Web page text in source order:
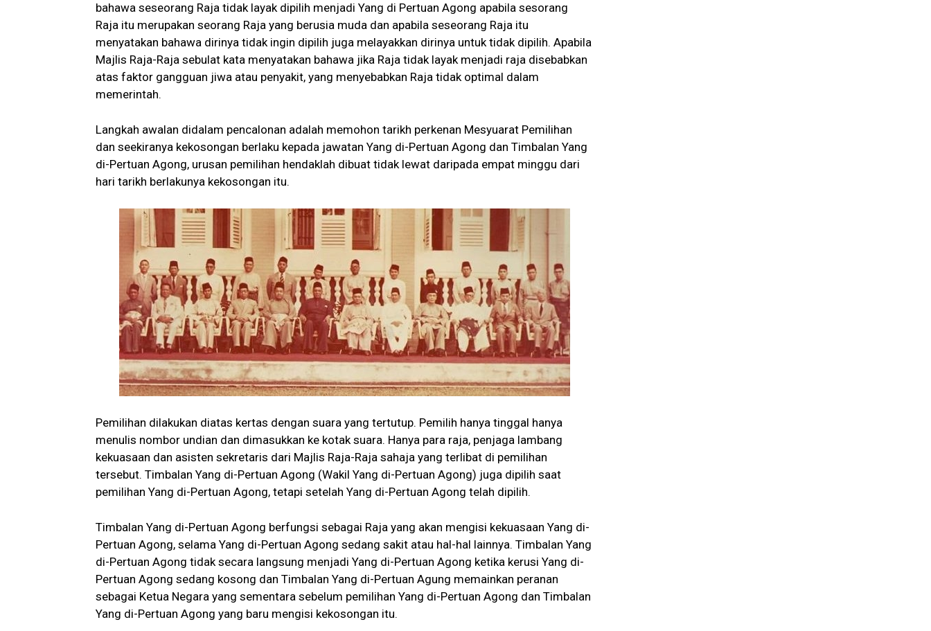
bahawa seseorang Raja tidak layak dipilih menjadi Yang di Pertuan Agong apabila sesorang
Raja itu merupakan seorang Raja yang berusia muda dan apabila seseorang Raja itu
menyatakan bahawa dirinya tidak ingin dipilih juga melayakkan dirinya untuk tidak dipilih. Apabila
Majlis Raja-Raja sebulat kata menyatakan bahawa jika Raja tidak layak menjadi raja disebabkan
atas faktor gangguan jiwa atau penyakit, yang menyebabkan Raja tidak optimal dalam
memerintah.
Langkah awalan didalam pencalonan adalah memohon tarikh perkenan Mesyuarat Pemilihan
dan seekiranya kekosongan berlaku kepada jawatan Yang di-Pertuan Agong dan Timbalan Yang
di-Pertuan Agong, urusan pemilihan hendaklah dibuat tidak lewat daripada empat minggu dari
hari tarikh berlakunya kekosongan itu.
Pemilihan dilakukan diatas kertas dengan suara yang tertutup. Pemilih hanya tinggal hanya
menulis nombor undian dan dimasukkan ke kotak suara. Hanya para raja, penjaga lambang
kekuasaan dan asisten sekretaris dari Majlis Raja-Raja sahaja yang terlibat di pemilihan
tersebut. Timbalan Yang di-Pertuan Agong (Wakil Yang di-Pertuan Agong) juga dipilih saat
pemilihan Yang di-Pertuan Agong, tetapi setelah Yang di-Pertuan Agong telah dipilih.
Timbalan Yang di-Pertuan Agong berfungsi sebagai Raja yang akan mengisi kekuasaan Yang di-
Pertuan Agong, selama Yang di-Pertuan Agong sedang sakit atau hal-hal lainnya. Timbalan Yang
di-Pertuan Agong tidak secara langsung menjadi Yang di-Pertuan Agong ketika kerusi Yang di-
Pertuan Agong sedang kosong dan Timbalan Yang di-Pertuan Agung memainkan peranan
sebagai Ketua Negara yang sementara sebelum pemilihan Yang di-Pertuan Agong dan Timbalan
Yang di-Pertuan Agong yang baru mengisi kekosongan itu.